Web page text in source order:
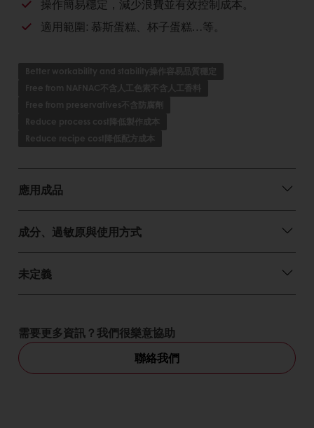
使用方便快速，成品品質穩定。
應用範圍廣泛，可搭配不同水果發揮創意。
操作簡易穩定，減少浪費並有效控制成本。
適用範圍: 慕斯蛋糕、杯子蛋糕…等。
Better workability and stability操作容易品質穩定
Free from NAFNAC不含人工色素不含人工香料
Free from preservatives不含防腐劑
Reduce process cost降低製作成本
Reduce recipe cost降低配方成本
應用成品
成分、過敏原與使用方式
未定義
需要更多資訊？我們很樂意協助
聯絡我們